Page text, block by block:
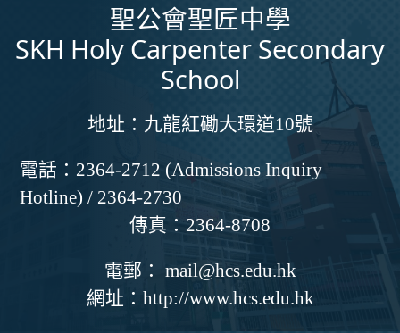
聖公會聖匠中學
SKH Holy Carpenter Secondary
School
地址： 九龍紅磡大環道10號
電話： 2364-2712 (Admissions Inquiry
Hotline) / 2364-2730
傳真： 2364-8708
電郵： mail@hcs.edu.hk
網址： http://www.hcs.edu.hk